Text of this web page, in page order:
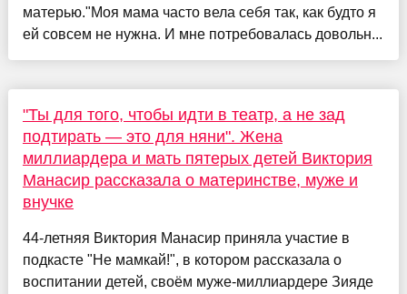
матерью."Моя мама часто вела себя так, как будто я
ей совсем не нужна. И мне потребовалась довольн...
"Ты для того, чтобы идти в театр, а не зад
подтирать — это для няни". Жена
миллиардера и мать пятерых детей Виктория
Манасир рассказала о материнстве, муже и
внучке
44-летняя Виктория Манасир приняла участие в
подкасте "Не мамкай!", в котором рассказала о
воспитании детей, своём муже-миллиардере Зияде